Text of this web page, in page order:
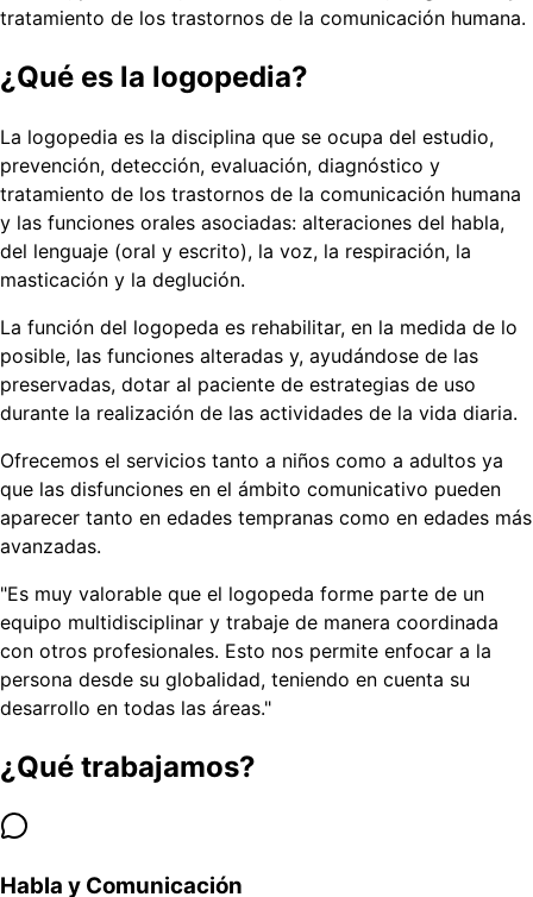
tratamiento de los trastornos de la comunicación humana.
¿Qué es la logopedia?
La logopedia es la disciplina que se ocupa del estudio,
prevención, detección, evaluación, diagnóstico y
tratamiento de los trastornos de la comunicación humana
y las funciones orales asociadas: alteraciones del habla,
del lenguaje (oral y escrito), la voz, la respiración, la
masticación y la deglución.
La función del logopeda es rehabilitar, en la medida de lo
posible, las funciones alteradas y, ayudándose de las
preservadas, dotar al paciente de estrategias de uso
durante la realización de las actividades de la vida diaria.
Ofrecemos el servicios tanto a niños como a adultos ya
que las disfunciones en el ámbito comunicativo pueden
aparecer tanto en edades tempranas como en edades más
avanzadas.
"Es muy valorable que el logopeda forme parte de un
equipo multidisciplinar y trabaje de manera coordinada
con otros profesionales. Esto nos permite enfocar a la
persona desde su globalidad, teniendo en cuenta su
desarrollo en todas las áreas."
¿Qué trabajamos?
Habla y Comunicación